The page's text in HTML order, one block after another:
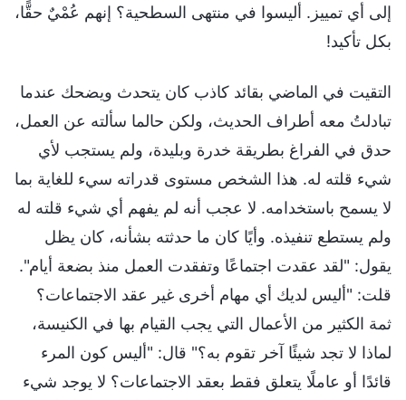
إلى أي تمييز. أليسوا في منتهى السطحية؟ إنهم عُمْيٌ حقًّا،
بكل تأكيد!
التقيت في الماضي بقائد كاذب كان يتحدث ويضحك عندما
تبادلتُ معه أطراف الحديث، ولكن حالما سألته عن العمل،
حدق في الفراغ بطريقة خدرة وبليدة، ولم يستجب لأي
شيء قلته له. هذا الشخص مستوى قدراته سيء للغاية بما
لا يسمح باستخدامه. لا عجب أنه لم يفهم أي شيء قلته له
ولم يستطع تنفيذه. وأيًا كان ما حدثته بشأنه، كان يظل
يقول: "لقد عقدت اجتماعًا وتفقدت العمل منذ بضعة أيام".
قلت: "أليس لديك أي مهام أخرى غير عقد الاجتماعات؟
ثمة الكثير من الأعمال التي يجب القيام بها في الكنيسة،
لماذا لا تجد شيئًا آخر تقوم به؟" قال: "أليس كون المرء
قائدًا أو عاملًا يتعلق فقط بعقد الاجتماعات؟ لا يوجد شيء